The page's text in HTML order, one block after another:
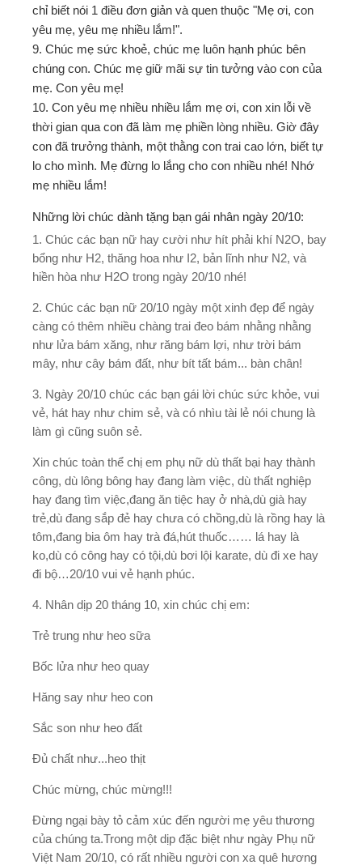
chỉ biết nói 1 điều đơn giản và quen thuộc "Mẹ ơi, con
yêu mẹ, yêu mẹ nhiều lắm!".
9. Chúc mẹ sức khoẻ, chúc mẹ luôn hạnh phúc bên
chúng con. Chúc mẹ giữ mãi sự tin tưởng vào con của
mẹ. Con yêu mẹ!
10. Con yêu mẹ nhiều nhiều lắm mẹ ơi, con xin lỗi về
thời gian qua con đã làm mẹ phiền lòng nhiều. Giờ đây
con đã trưởng thành, một thằng con trai cao lớn, biết tự
lo cho mình. Mẹ đừng lo lắng cho con nhiều nhé! Nhớ
mẹ nhiều lắm!
Những lời chúc dành tặng bạn gái nhân ngày 20/10:
1. Chúc các bạn nữ hay cười như hít phải khí N2O, bay
bổng như H2, thăng hoa như I2, bản lĩnh như N2, và
hiền hòa như H2O trong ngày 20/10 nhé!
2. Chúc các bạn nữ 20/10 ngày một xinh đẹp để ngày
càng có thêm nhiều chàng trai đeo bám nhằng nhằng
như lửa bám xăng, như răng bám lợi, như trời bám
mây, như cây bám đất, như bít tất bám... bàn chân!
3. Ngày 20/10 chúc các bạn gái lời chúc sức khỏe, vui
vẻ, hát hay như chim sẻ, và có nhìu tài lẻ nói chung là
làm gì cũng suôn sẻ.
Xin chúc toàn thể chị em phụ nữ dù thất bại hay thành
công, dù lông bông hay đang làm việc, dù thất nghiệp
hay đang tìm việc,đang ăn tiệc hay ở nhà,dù già hay
trẻ,dù đang sắp đẻ hay chưa có chồng,dù là rồng hay là
tôm,đang bia ôm hay trà đá,hút thuốc…… lá hay là
ko,dù có công hay có tội,dù bơi lội karate, dù đi xe hay
đi bộ…20/10 vui vẻ hạnh phúc.
4. Nhân dịp 20 tháng 10, xin chúc chị em:
Trẻ trung như heo sữa
Bốc lửa như heo quay
Hăng say như heo con
Sắc son như heo đất
Đủ chất như...heo thịt
Chúc mừng, chúc mừng!!!
Đừng ngại bày tỏ cảm xúc đến người mẹ yêu thương
của chúng ta.Trong một dịp đặc biệt như ngày Phụ nữ
Việt Nam 20/10, có rất nhiều người con xa quê hương